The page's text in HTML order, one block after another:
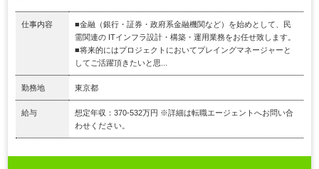
仕事内容
■金融（銀行・証券・政府系金融機関など）を始めとして、民
需関連の ITインフラ設計・構築・運用業務をお任せ致します。
■将来的にはプロジェクトにおいてプレイングマネージャーと
してご活躍頂きたいと思...
勤務地 東京都
給与
想定年収：370-532万円 ※詳細は転職エージェントへお問い合
わせください。